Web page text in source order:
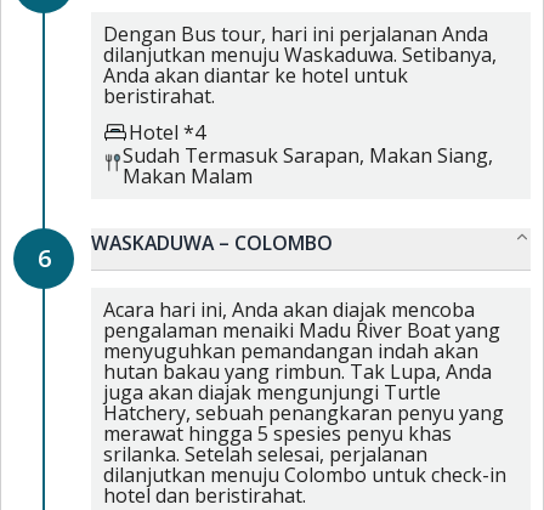
Dengan Bus tour, hari ini perjalanan Anda
dilanjutkan menuju Waskaduwa. Setibanya,
Anda akan diantar ke hotel untuk
beristirahat.
Hotel *4
Sudah TermasukSarapan, Makan Siang,
Makan Malam
6 WASKADUWA – COLOMBO
Acara hari ini, Anda akan diajak mencoba
pengalaman menaiki Madu River Boat yang
menyuguhkan pemandangan indah akan
hutan bakau yang rimbun. Tak Lupa, Anda
juga akan diajak mengunjungi Turtle
Hatchery, sebuah penangkaran penyu yang
merawat hingga 5 spesies penyu khas
srilanka. Setelah selesai, perjalanan
dilanjutkan menuju Colombo untuk check-in
hotel dan beristirahat.